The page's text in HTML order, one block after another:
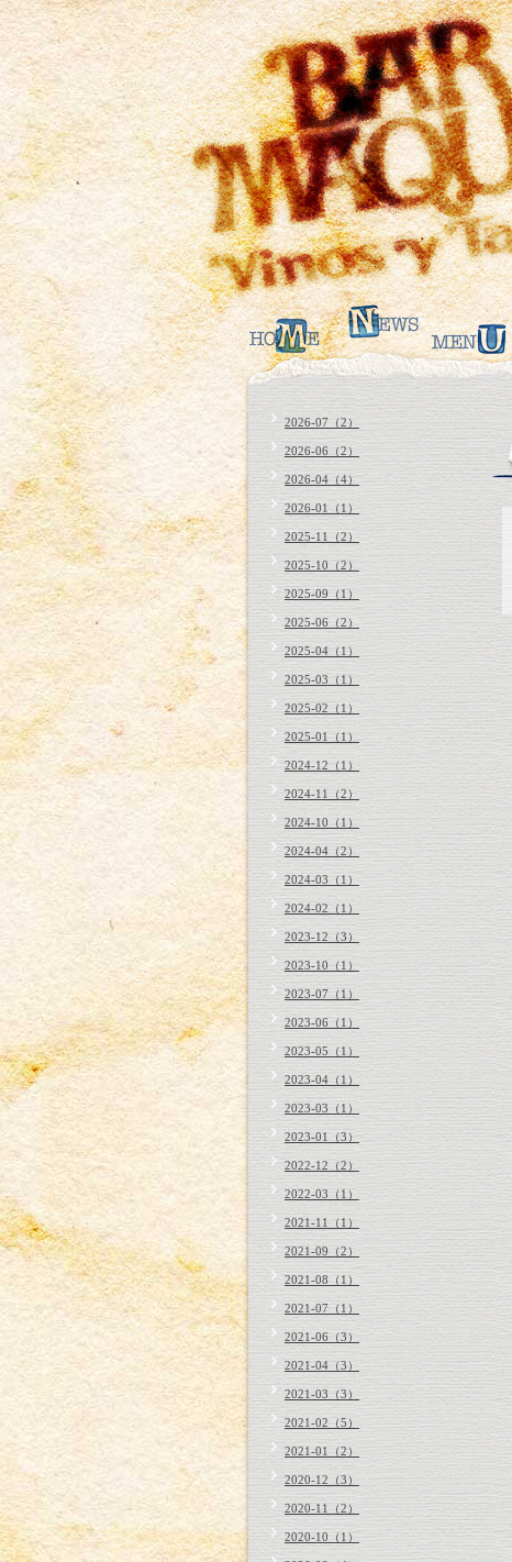
2026-07（2）
2026-06（2）
2026-04（4）
2026-01（1）
2025-11（2）
2025-10（2）
2025-09（1）
2025-06（2）
2025-04（1）
2025-03（1）
2025-02（1）
2025-01（1）
2024-12（1）
2024-11（2）
2024-10（1）
2024-04（2）
2024-03（1）
2024-02（1）
2023-12（3）
2023-10（1）
2023-07（1）
2023-06（1）
2023-05（1）
2023-04（1）
2023-03（1）
2023-01（3）
2022-12（2）
2022-03（1）
2021-11（1）
2021-09（2）
2021-08（1）
2021-07（1）
2021-06（3）
2021-04（3）
2021-03（3）
2021-02（5）
2021-01（2）
2020-12（3）
2020-11（2）
2020-10（1）